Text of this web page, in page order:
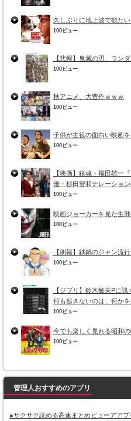
久しぶりに地上波で観た
100ビュー
【悲報】鬼滅の刃、ラン
100ビュー
秋アニメ、大豊作ｗｗｗ
100ビュー
子供が主役の面白い映画を
100ビュー
【映画】銀魂・福田雄一
優・杉田智和ナレーショ
100ビュー
映画ジョーカーを見た生
100ビュー
【朗報】鉄鍋のジャン流行
100ビュー
【ジブリ】鈴木敏夫Pに
何も起きないのは、何か
100ビュー
今でも楽しく見れる昭和
100ビュー
管理人おすすめのアプリ
●サクサク読める高速まとめビューアアプ